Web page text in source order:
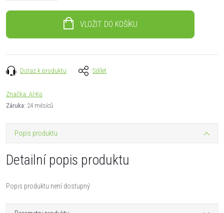
VLOŽIT DO KOŠÍKU
Dotaz k produktu Sdílet
Značka: Al-Ko
Záruka: 24 měsíců
Popis produktu
Detailní popis produktu
Popis produktu není dostupný